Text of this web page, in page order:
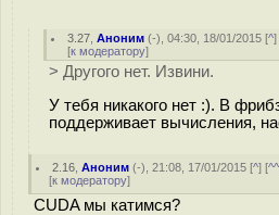
3.27 ,Аноним (-), 04:30, 18/01/2015 [^]
[к модератору]
> Другого нет. Извини.
У тебя никакого нет :). В
поддерживает вычисления,
2.16 ,Аноним (-), 21:08, 17/01/2015 [^] [^^
[к модератору]
CUDA мы катимся?